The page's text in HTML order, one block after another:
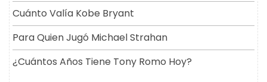
Cuánto Valía Kobe Bryant
Para Quien Jugó Michael Strahan
¿Cuántos Años Tiene Tony Romo Hoy?